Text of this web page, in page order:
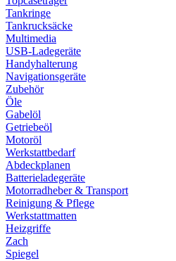
Tankringe
Tankrucksäcke
Multimedia
USB-Ladegeräte
Handyhalterung
Navigationsgeräte
Zubehör
Öle
Gabelöl
Getriebeöl
Motoröl
Werkstattbedarf
Abdeckplanen
Batterieladegeräte
Motorradheber & Transport
Reinigung & Pflege
Werkstattmatten
Heizgriffe
Zach
Spiegel